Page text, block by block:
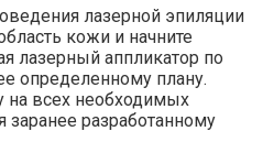
лазерной эпиляции
кожи и начните
лазерный аппликатор по
определенному плану.
на всех необходимых
заранее разработанному